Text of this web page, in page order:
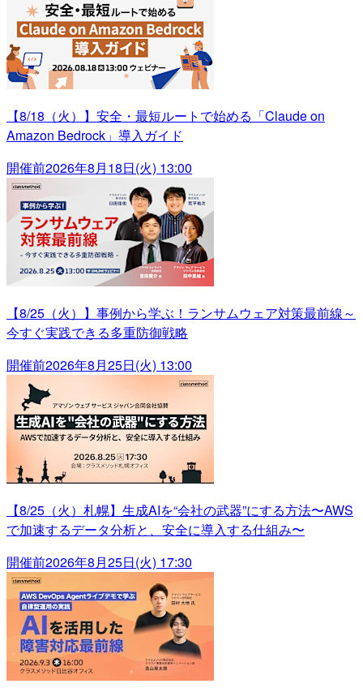
【8/18（火）】安全・最短ルートで始める「Claude on
Amazon Bedrock」導入ガイド
開催前2026年8月18日(火) 13:00
【8/25（火）】事例から学ぶ！ランサムウェア対策最前線～
今すぐ実践できる多重防御戦略
開催前2026年8月25日(火) 13:00
【8/25（火）札幌】生成AIを“会社の武器”にする方法〜AWS
で加速するデータ分析と、安全に導入する仕組み〜
開催前2026年8月25日(火) 17:30